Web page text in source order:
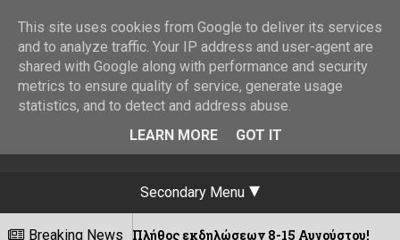
Secondary Menu
Breaking News
||Πλήθος εκδηλώσεων 8-15 Αυγούστου! 06/08/
This site uses cookies from Google to deliver its services
and to analyze traffic. Your IP address and user-agent are
shared with Google along with performance and security
metrics to ensure quality of service, generate usage
statistics, and to detect and address abuse.
LEARN MORE
GOT IT